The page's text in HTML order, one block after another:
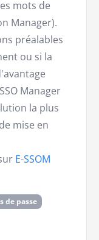
mots de
Manager).
préalables
ou si la
Manager
la plus
mise en
E-SSOM
de passe